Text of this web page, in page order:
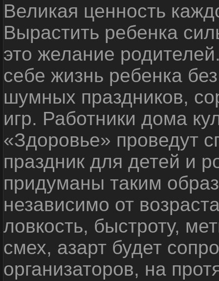
Великая ценность
Вырастить ребенка
это желание
себе жизнь ребенка
шумных праздников,
игр. Работники дома
«Здоровье» проведут
праздник для детей и
придуманы таким
независимо от
ловкость, быстроту,
смех, азарт будет
организаторов, на